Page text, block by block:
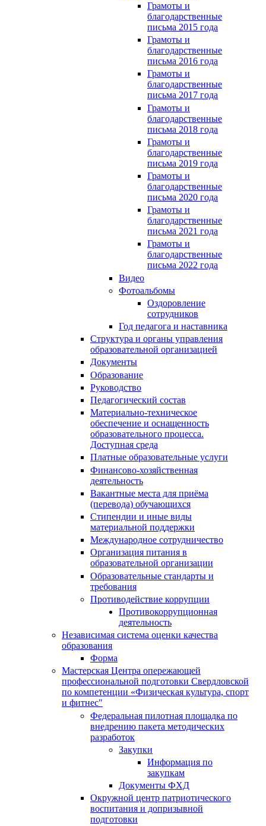
Грамоты и
благодарственные
письма 2015 года
Грамоты и
благодарственные
письма 2016 года
Грамоты и
благодарственные
письма 2017 года
Грамоты и
благодарственные
письма 2018 года
Грамоты и
благодарственные
письма 2019 года
Грамоты и
благодарственные
письма 2020 года
Грамоты и
благодарственные
письма 2021 года
Грамоты и
благодарственные
письма 2022 года
Видео
Фотоальбомы
Оздоровление
сотрудников
Год педагога и наставника
Структура и органы управления
образовательной организацией
Документы
Образование
Руководство
Педагогический состав
Материально-техническое
обеспечение и оснащенность
образовательного процесса.
Доступная среда
Платные образовательные услуги
Финансово-хозяйственная
деятельность
Вакантные места для приёма
(перевода) обучающихся
Стипендии и иные виды
материальной поддержки
Международное сотрудничество
Организация питания в
образовательной организации
Образовательные стандарты и
требования
Противодействие коррупции
Противокоррупционная
деятельность
Независимая система оценки качества
образования
Форма
Мастерская Центра опережающей
профессиональной подготовки Свердловской
по компетенции «Физическая культура, спорт
и фитнес"
Федеральная пилотная площадка по
внедрению пакета методических
разработок
Закупки
Информация по
закупкам
Документы ФХД
Окружной центр патриотического
воспитания и допризывной
подготовки